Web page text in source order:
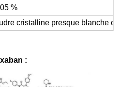
%
cristalline presque blanche
: